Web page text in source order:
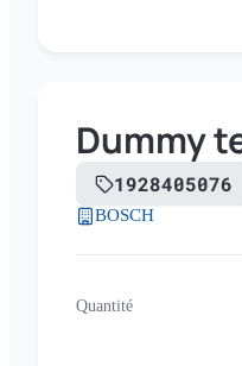
Dummy
1928405076
BOSCH
Quantité